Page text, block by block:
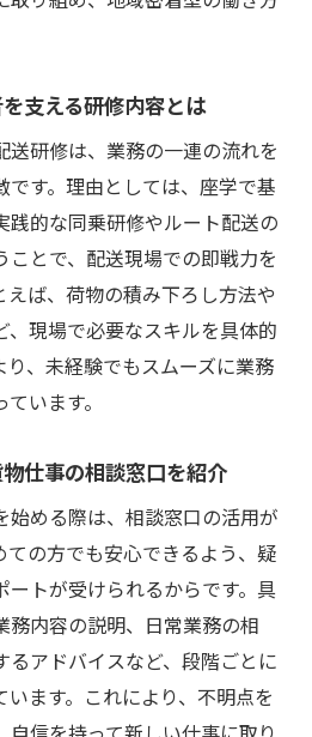
支える研修内容とは
研修は、業務の一連の流れを
す。理由としては、座学で基
践的な同乗研修やルート配送の
ことで、配送現場での即戦力を
えば、荷物の積み下ろし方法や
、現場で必要なスキルを具体的
り、未経験でもスムーズに業務
います。
仕事の相談窓口を紹介
始める際は、相談窓口の活用が
ての方でも安心できるよう、疑
ートが受けられるからです。具
務内容の説明、日常業務の相
るアドバイスなど、段階ごとに
ます。これにより、不明点を